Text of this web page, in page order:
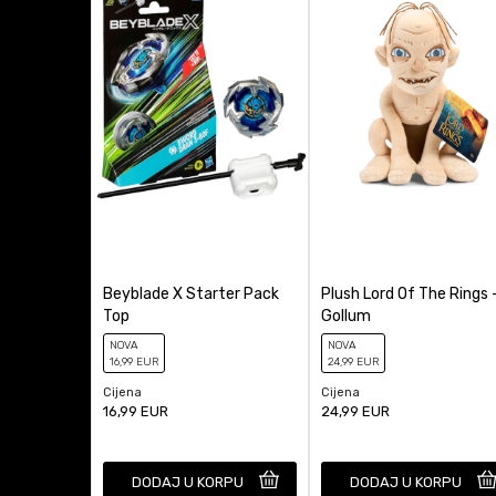
Anti-spam zaštita -
Tip figure
Veličina figure
Beyblade X Starter Pack
Top
NOVA
16,99 EUR
Cijena
16,99 EUR
DODAJ U KORPU
Plush Lord Of The Rings
Gollum
NOVA
24,99 EUR
Cijena
24,99 EUR
DODAJ U KORPU